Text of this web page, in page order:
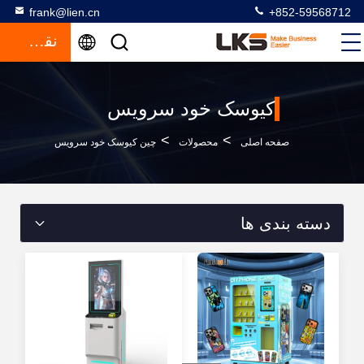
frank@lien.cn +852-59568712
نقل قول
کیوسک خود سرویس
صفحه اصلی > محصولات > چین کیوسک خود سرویس
دسته بندی ها